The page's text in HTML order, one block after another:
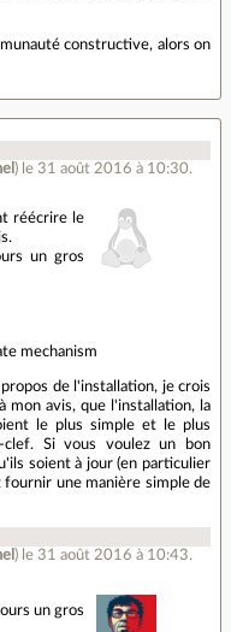
constructive, alors on
) le 31 août 2016 à 10:30.
réécrire le
un gros
mechanism
de l'installation, je crois
avis, que l'installation, la
le plus simple et le plus
clef. Si vous voulez un bon
soient à jour (en particulier
fournir une manière simple de
) le 31 août 2016 à 10:43.
un gros